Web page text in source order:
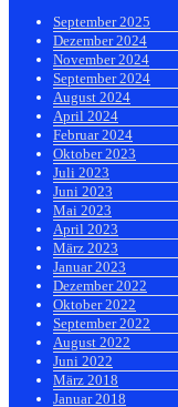
September 2025
Dezember 2024
November 2024
September 2024
August 2024
April 2024
Februar 2024
Oktober 2023
Juli 2023
Juni 2023
Mai 2023
April 2023
März 2023
Januar 2023
Dezember 2022
Oktober 2022
September 2022
August 2022
Juni 2022
März 2018
Januar 2018